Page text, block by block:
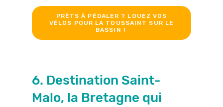
PRÊTS À PÉDALER ? LOUEZ VOS
VÉLOS POUR LA TOUSSAINT SUR LE
BASSIN !
6. Destination Saint-
Malo, la Bretagne qui